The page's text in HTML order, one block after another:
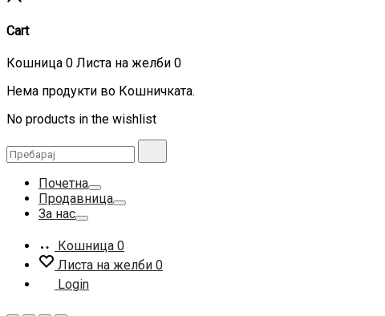
Cart
Кошница 0 Листа на желби 0
Нема продукти во Кошничката.
No products in the wishlist
Search
for:
Почетна
Toggle
Продавница
Toggle
За нас
Toggle
Кошница 0
Листа на желби 0
Login